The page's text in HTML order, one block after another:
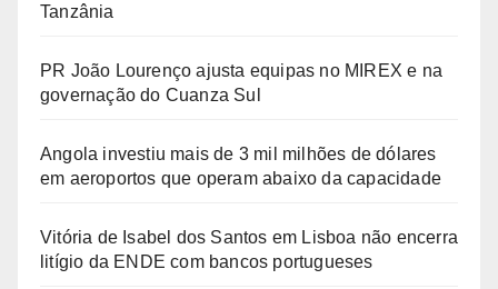
Tanzânia
PR João Lourenço ajusta equipas no MIREX e na
governação do Cuanza Sul
Angola investiu mais de 3 mil milhões de dólares
em aeroportos que operam abaixo da capacidade
Vitória de Isabel dos Santos em Lisboa não encerra
litígio da ENDE com bancos portugueses